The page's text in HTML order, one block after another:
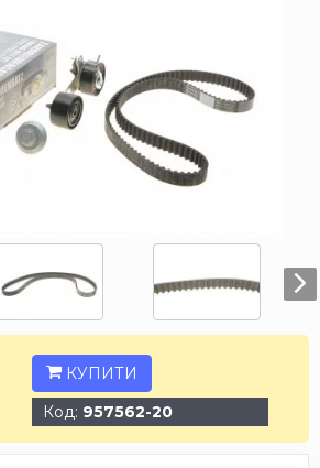
КУПИТИ
Код: 957562-20